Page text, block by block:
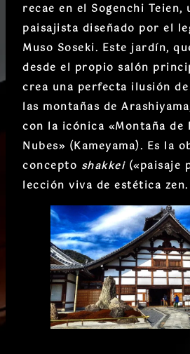
recae en el Sogenchi Teien,
paisajista diseñado por el
Muso Soseki. Este jardín,
desde el propio salón
crea una perfecta ilusión
las montañas de Arashiyama
con la icónica «Montaña de
Nubes» (Kameyama). Es la
concepto shakkei(«paisaje
lección viva de estética zen.